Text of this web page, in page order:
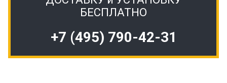
БЕСПЛАТНО
+7 (495) 790-42-31